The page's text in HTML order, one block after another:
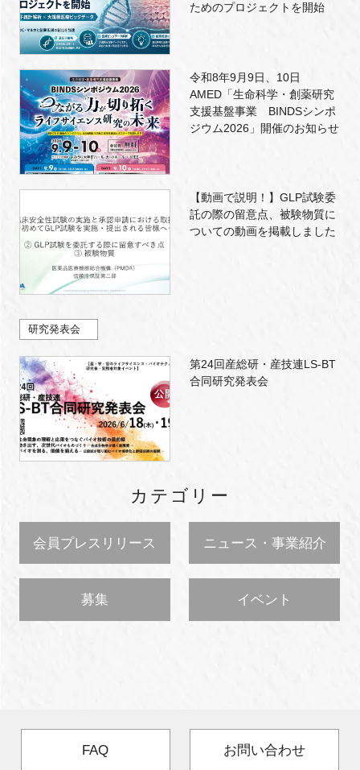
ためのプロジェクトを開始
令和8年9月9日、10日
AMED「生命科学・創薬研究
支援基盤事業 BINDSシンポ
ジウム2026」開催のお知らせ
【動画で説明！】GLP試験委
託の際の留意点、被験物質に
ついての動画を掲載しました
研究発表会
第24回産総研・産技連LS-BT
合同研究発表会
カテゴリー
会員プレスリリース ニュース・事業紹介
募集 イベント
FAQ お問い合わせ